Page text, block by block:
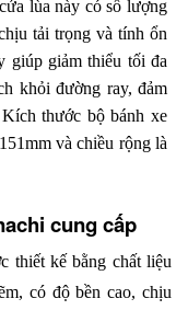
lùa này có số lượng
tải trọng và tính ổn
giúp giảm thiểu tối đa
khỏi đường ray, đảm
thước bộ bánh xe
và chiều rộng là
cung cấp
thiết kế bằng chất liệu
có độ bền cao, chịu